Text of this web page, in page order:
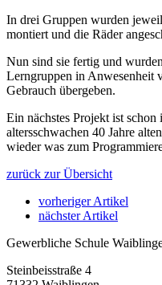
In drei Gruppen wurden
montiert und die Räder
Nun sind sie fertig und
Lerngruppen in Anwesenheit
Gebrauch übergeben.
Ein nächstes Projekt ist
altersschwachen 40 Jahre
wieder was zum
zurück zur Übersicht
vorheriger Artikel
nächster Artikel
Gewerbliche Schule
Steinbeisstraße 4